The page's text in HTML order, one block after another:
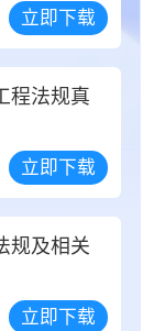
立即下载
程法规真
立即下载
规及相关
立即下载